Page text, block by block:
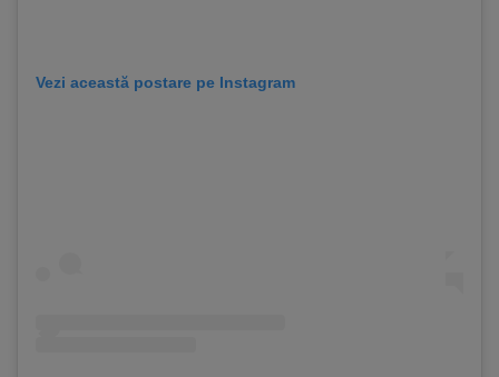
Vezi această postare pe Instagram